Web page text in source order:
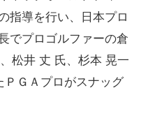
指導を行い、日本プロ
でプロゴルファーの倉
松井 丈 氏、杉本 晃一
ＰＧＡプロがスナッグ